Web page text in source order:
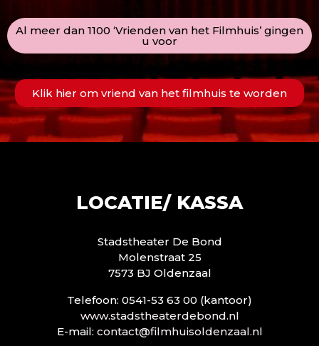
Al meer dan 1100 ‘Vrienden van het Filmhuis’ gingen
u voor
Klik hier om vriend van het filmhuis te worden
LOCATIE/ KASSA
Stadstheater De Bond
Molenstraat 25
7573 BJ Oldenzaal
Telefoon: 0541-53 63 00 (kantoor)
www.stadstheaterdebond.nl
E-mail: contact@filmhuisoldenzaal.nl